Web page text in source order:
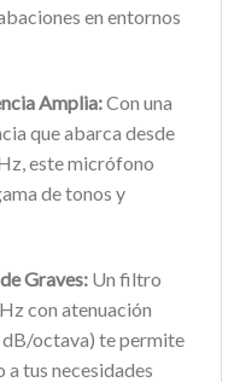
en entornos
Amplia:Con una
que abarca desde
este micrófono
de tonos y
Graves: Un filtro
con atenuación
dB/octava) te permite
tus necesidades